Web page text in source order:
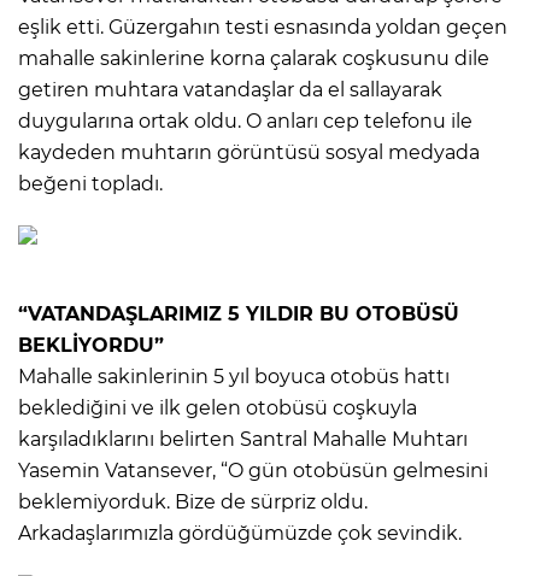
eşlik etti. Güzergahın testi esnasında yoldan geçen
mahalle sakinlerine korna çalarak coşkusunu dile
getiren muhtara vatandaşlar da el sallayarak
duygularına ortak oldu. O anları cep telefonu ile
kaydeden muhtarın görüntüsü sosyal medyada
beğeni topladı.
“VATANDAŞLARIMIZ 5 YILDIR BU OTOBÜSÜ
BEKLİYORDU”
Mahalle sakinlerinin 5 yıl boyuca otobüs hattı
beklediğini ve ilk gelen otobüsü coşkuyla
karşıladıklarını belirten Santral Mahalle Muhtarı
Yasemin Vatansever, “O gün otobüsün gelmesini
beklemiyorduk. Bize de sürpriz oldu.
Arkadaşlarımızla gördüğümüzde çok sevindik.